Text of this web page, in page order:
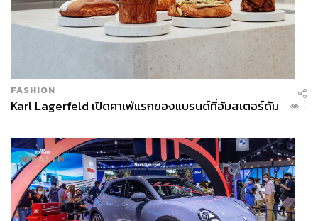
FASHION
Karl Lagerfeld เปิดคาเฟ่แรกของแบรนด์ที่อัมสเตอร์ดัม ...